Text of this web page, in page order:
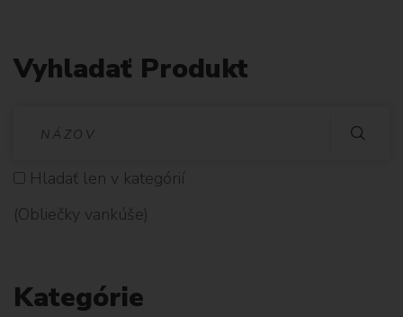
Vyhladať Produkt
D
Hladať len v kategórií
(Obliečky vankúše)
Kategórie